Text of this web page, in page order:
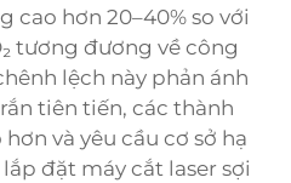
cao hơn 20–40% so với
tương đương về công
lệch này phản ánh
tiên tiến, các thành
và yêu cầu cơ sở hạ
đặt máy cắt laser sợi